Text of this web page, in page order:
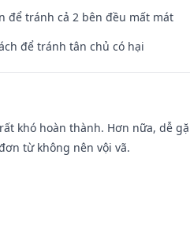
để tránh cả 2 bên đều mất mát
để tránh tân chủ có hại
khó hoàn thành. Hơn nữa, dễ
từ không nên vội vã.